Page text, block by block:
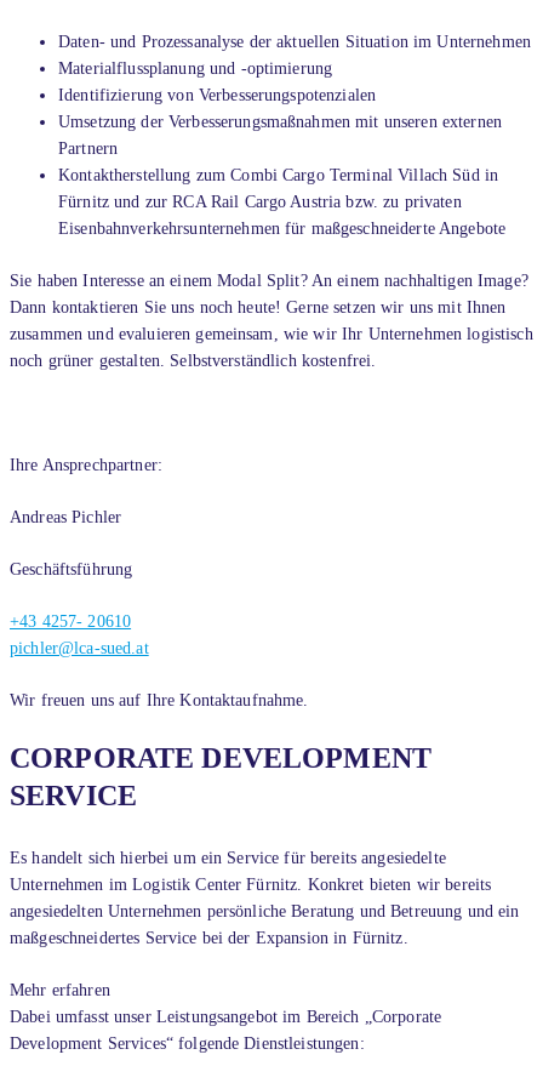
Daten- und Prozessanalyse der aktuellen Situation im Unternehmen
Materialflussplanung und -optimierung
Identifizierung von Verbesserungspotenzialen
Umsetzung der Verbesserungsmaßnahmen mit unseren externen
Partnern
Kontaktherstellung zum Combi Cargo Terminal Villach Süd in
Fürnitz und zur RCA Rail Cargo Austria bzw. zu privaten
Eisenbahnverkehrsunternehmen für maßgeschneiderte Angebote
Sie haben Interesse an einem Modal Split? An einem nachhaltigen Image?
Dann kontaktieren Sie uns noch heute! Gerne setzen wir uns mit Ihnen
zusammen und evaluieren gemeinsam, wie wir Ihr Unternehmen logistisch
noch grüner gestalten. Selbstverständlich kostenfrei.
Ihre Ansprechpartner:
Andreas Pichler
Geschäftsführung
+43 4257- 20610
pichler@lca-sued.at
Wir freuen uns auf Ihre Kontaktaufnahme.
CORPORATE DEVELOPMENT
SERVICE
Es handelt sich hierbei um ein Service für bereits angesiedelte
Unternehmen im Logistik Center Fürnitz. Konkret bieten wir bereits
angesiedelten Unternehmen persönliche Beratung und Betreuung und ein
maßgeschneidertes Service bei der Expansion in Fürnitz.
Mehr erfahren
Dabei umfasst unser Leistungsangebot im Bereich „Corporate
Development Services“ folgende Dienstleistungen: